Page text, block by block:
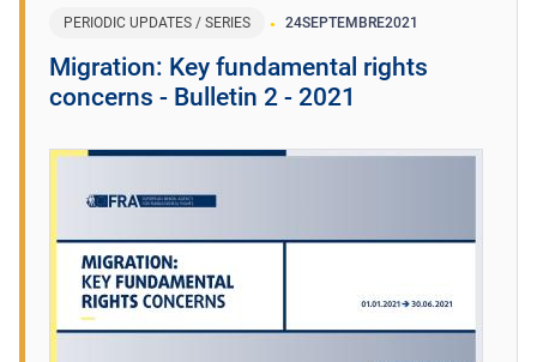
PERIODIC UPDATES / SERIES 24SEPTEMBRE2021
Migration: Key fundamental rights
concerns - Bulletin 2 - 2021